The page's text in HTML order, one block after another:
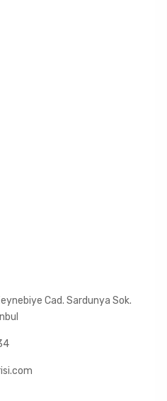
Cad. Sardunya Sok.